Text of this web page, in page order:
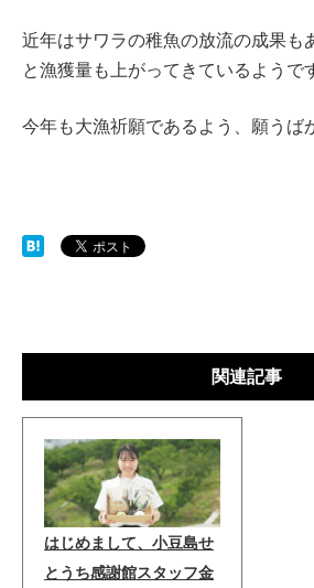
近年はサワラの稚魚の放流の成果も
と漁獲量も上がってきているようで
今年も大漁祈願であるよう、願うば
関連記事
はじめまして、小豆島せ
とうち感謝館スタッフ金